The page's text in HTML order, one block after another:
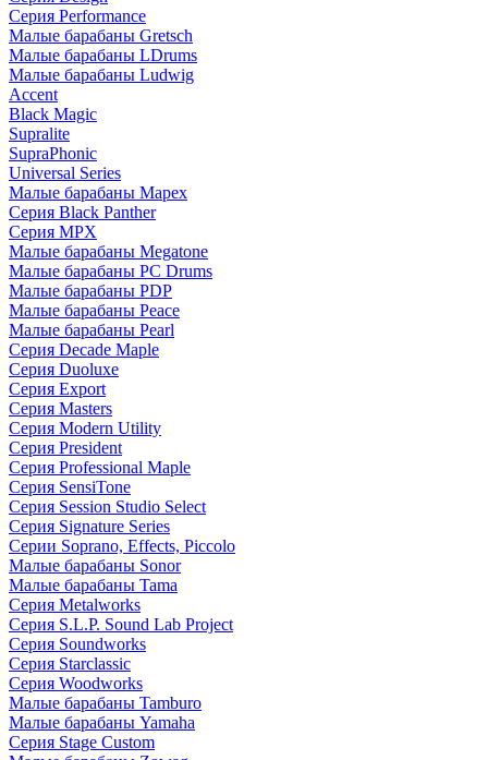
Серия Performance
Малые барабаны Gretsch
Малые барабаны LDrums
Малые барабаны Ludwig
Accent
Black Magic
Supralite
SupraPhonic
Universal Series
Малые барабаны Mapex
Серия Black Panther
Серия MPX
Малые барабаны Megatone
Малые барабаны PC Drums
Малые барабаны PDP
Малые барабаны Peace
Малые барабаны Pearl
Серия Decade Maple
Серия Duoluxe
Серия Export
Серия Masters
Серия Modern Utility
Серия President
Серия Professional Maple
Серия SensiTone
Серия Session Studio Select
Серия Signature Series
Серии Soprano, Effects, Piccolo
Малые барабаны Sonor
Малые барабаны Tama
Серия Metalworks
Серия S.L.P. Sound Lab Project
Серия Soundworks
Серия Starclassic
Серия Woodworks
Малые барабаны Tamburo
Малые барабаны Yamaha
Серия Stage Custom